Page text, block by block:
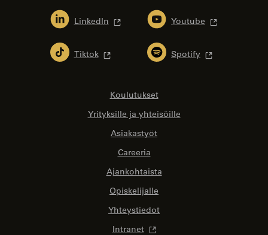
LinkedIn Youtube
Tiktok Spotify
Koulutukset
Yrityksille ja yhteisöille
Asiakastyöt
Careeria
Ajankohtaista
Opiskelijalle
Yhteystiedot
Intranet